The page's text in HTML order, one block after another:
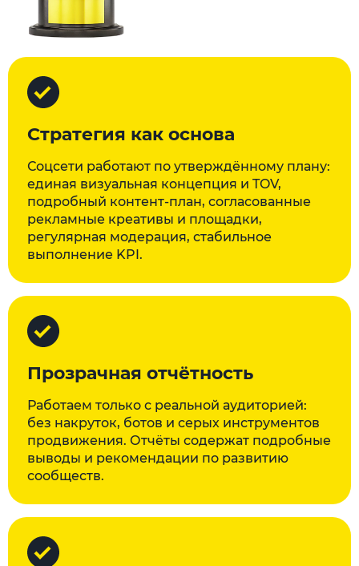
Стратегия как основа
Соцсети работают по утверждённому плану:
единая визуальная концепция и TOV,
подробный контент-план, согласованные
рекламные креативы и площадки,
регулярная модерация, стабильное
выполнение KPI.
Прозрачная отчётность
Работаем только с реальной аудиторией:
без накруток, ботов и серых инструментов
продвижения. Отчёты содержат подробные
выводы и рекомендации по развитию
сообществ.